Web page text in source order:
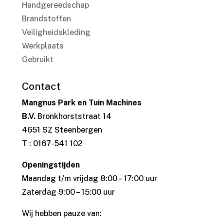
Handgereedschap
Brandstoffen
Veiligheidskleding
Werkplaats
Gebruikt
Contact
Mangnus Park en Tuin Machines
B.V.Bronkhorststraat 14
4651 SZ Steenbergen
T : 0167-541 102
Openingstijden
Maandag t/m vrijdag 8:00 – 17:00 uur
Zaterdag 9:00 – 15:00 uur
Wij hebben pauze van: